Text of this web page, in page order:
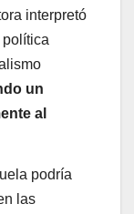
interpretó
un
al
podría
las